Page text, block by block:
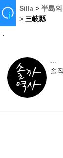
Silla >半島
> 三岐縣
솔